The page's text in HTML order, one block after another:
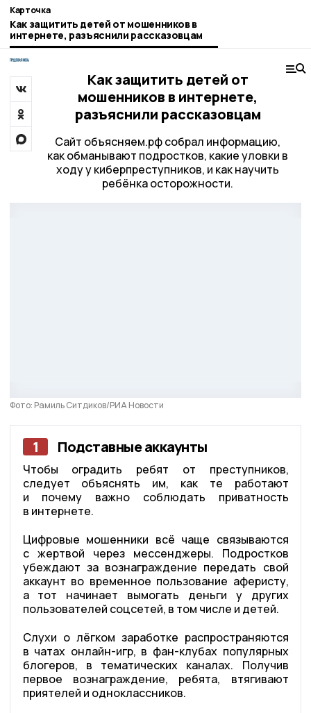
Карточка
Как защитить детей от мошенников в
интернете, разъяснили рассказовцам
Как защитить детей от
мошенников в интернете,
разъяснили рассказовцам
Сайт объясняем.рф собрал информацию,
как обманывают подростков, какие уловки в
ходу у киберпреступников, и как научить
ребёнка осторожности.
Фото: Рамиль Ситдиков/РИА Новости
1 Подставные аккаунты
Чтобы оградить ребят от преступников,
следует объяснять им, как те работают
и почему важно соблюдать приватность
в интернете.
Цифровые мошенники всё чаще связываются
с жертвой через мессенджеры. Подростков
убеждают за вознаграждение передать свой
аккаунт во временное пользование аферисту,
а тот начинает вымогать деньги у других
пользователей соцсетей, в том числе и детей.
Слухи о лёгком заработке распространяются
в чатах онлайн-игр, в фан-клубах популярных
блогеров, в тематических каналах. Получив
первое вознаграждение, ребята, втягивают
приятелей и одноклассников.